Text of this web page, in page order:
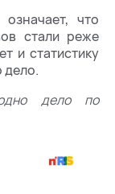
что
стали реже
и статистику
дело.
дело по